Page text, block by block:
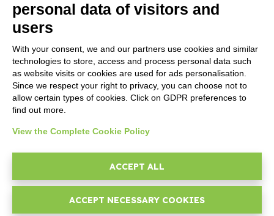
LEGALES
Documentación contractual y RGPD
Condiciones generales de suministro
Condiciones de venta
Condiciones del servicio de soporte
Informativas Privacidad
Security Policy
© 2026D-One Software House-
personal data of visitors and
users
With your consent, we and our partners use cookies and similar
technologies to store, access and process personal data such
as website visits or cookies are used for ads personalisation.
Since we respect your right to privacy, you can choose not to
allow certain types of cookies. Click on GDPR preferences to
find out more.
View the Complete Cookie Policy
ACCEPT ALL
ACCEPT NECESSARY COOKIES